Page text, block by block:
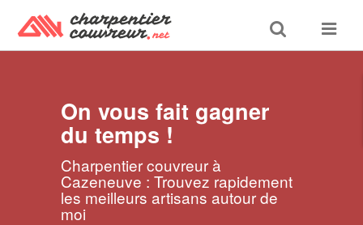
Toggle
search
Toggle
On vous fait gagner
du temps !
Charpentier couvreur à
Cazeneuve : Trouvez rapidement
les meilleurs artisans autour de
moi